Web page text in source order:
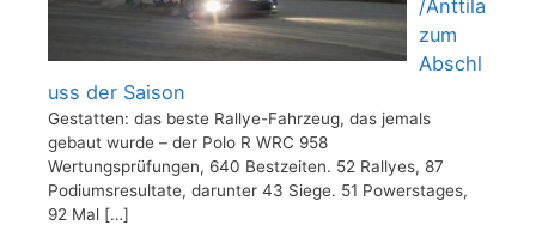
/Anttila
zum
Abschl
uss der Saison
Gestatten: das beste Rallye-Fahrzeug, das jemals
gebaut wurde – der Polo R WRC 958
Wertungsprüfungen, 640 Bestzeiten. 52 Rallyes, 87
Podiumsresultate, darunter 43 Siege. 51 Powerstages,
92 Mal […]